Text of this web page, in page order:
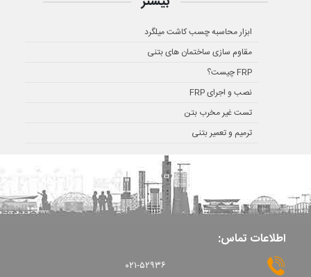
ابزار محاسبه چسب کاشت میلگرد
مقاوم سازی ساختمان های بتنی
FRP چیست؟
نصب و اجرای FRP
تست غیر مخرب بتن
ترمیم و تعمیر بتنی
اطلاعات تماس:
۰۲۱-۵۲۹۳۶